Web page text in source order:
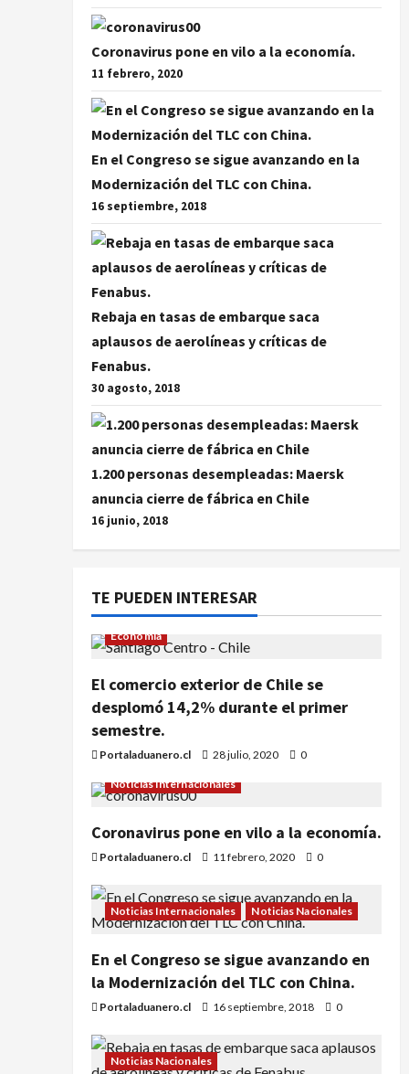
Coronavirus pone en vilo a la economía.
11 febrero, 2020
En el Congreso se sigue avanzando en la
Modernización del TLC con China.
16 septiembre, 2018
Rebaja en tasas de embarque saca
aplausos de aerolíneas y críticas de
Fenabus.
30 agosto, 2018
1.200 personas desempleadas: Maersk
anuncia cierre de fábrica en Chile
16 junio, 2018
TE PUEDEN INTERESAR
Economía
El comercio exterior de Chile se
desplomó 14,2% durante el primer
semestre.
Portaladuanero.cl 28 julio, 2020 0
Noticias Internacionales
Coronavirus pone en vilo a la economía.
Portaladuanero.cl 11 febrero, 2020 0
Noticias Internacionales Noticias Nacionales
En el Congreso se sigue avanzando en
la Modernización del TLC con China.
Portaladuanero.cl 16 septiembre, 2018 0
Noticias Nacionales